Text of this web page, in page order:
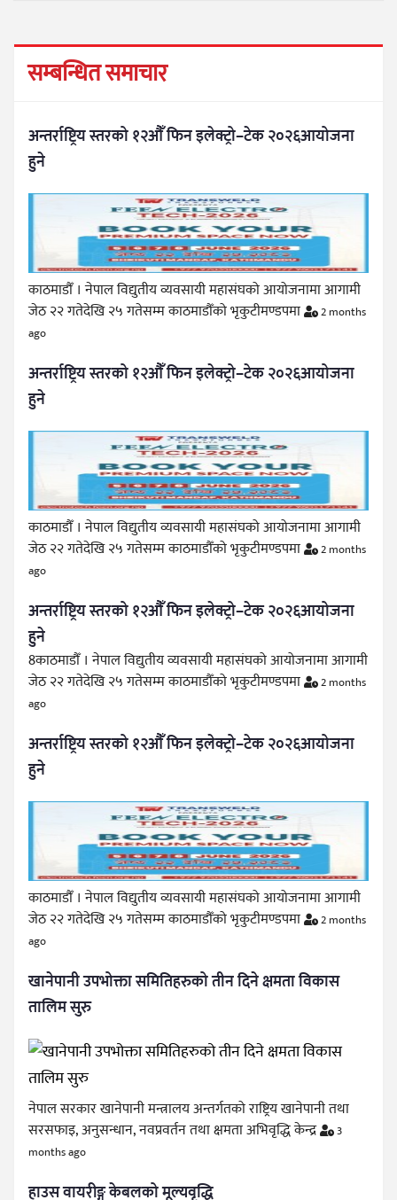
सम्बन्धित समाचार
अन्तर्राष्ट्रिय स्तरको १२औँ फिन इलेक्ट्रो–टेक २०२६आयोजना
हुने
काठमाडौँ । नेपाल विद्युतीय व्यवसायी महासंघको आयोजनामा आगामी
जेठ २२ गतेदेखि २५ गतेसम्म काठमाडौँको भृकुटीमण्डपमा
2 months
ago
अन्तर्राष्ट्रिय स्तरको १२औँ फिन इलेक्ट्रो–टेक २०२६आयोजना
हुने
काठमाडौँ । नेपाल विद्युतीय व्यवसायी महासंघको आयोजनामा आगामी
जेठ २२ गतेदेखि २५ गतेसम्म काठमाडौँको भृकुटीमण्डपमा
2 months
ago
अन्तर्राष्ट्रिय स्तरको १२औँ फिन इलेक्ट्रो–टेक २०२६आयोजना
हुने
8काठमाडौँ । नेपाल विद्युतीय व्यवसायी महासंघको आयोजनामा आगामी
जेठ २२ गतेदेखि २५ गतेसम्म काठमाडौँको भृकुटीमण्डपमा
2 months
ago
अन्तर्राष्ट्रिय स्तरको १२औँ फिन इलेक्ट्रो–टेक २०२६आयोजना
हुने
काठमाडौँ । नेपाल विद्युतीय व्यवसायी महासंघको आयोजनामा आगामी
जेठ २२ गतेदेखि २५ गतेसम्म काठमाडौँको भृकुटीमण्डपमा
2 months
ago
खानेपानी उपभोक्ता समितिहरुको तीन दिने क्षमता विकास
तालिम सुरु
नेपाल सरकार खानेपानी मन्त्रालय अन्तर्गतको राष्ट्रिय खानेपानी तथा
सरसफाइ, अनुसन्धान, नवप्रवर्तन तथा क्षमता अभिवृद्धि केन्द्र
3
months ago
हाउस वायरीङ्ग केबलको मूल्यवृद्धि